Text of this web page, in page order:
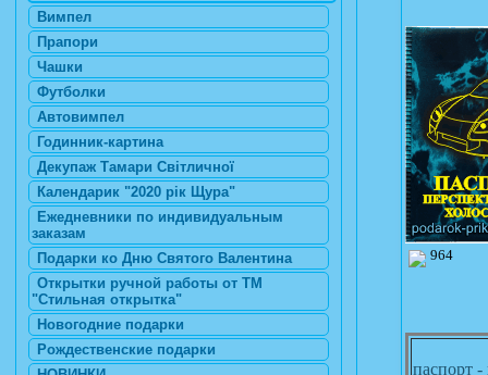
964
паспорт -
Вимпел
Прапори
Чашки
Футболки
Автовимпел
Годинник-картина
Декупаж Тамари Світличної
Календарик "2020 рік Щура"
Ежедневники по индивидуальным
заказам
Подарки ко Дню Святого Валентина
Открытки ручной работы от ТМ
"Стильная открытка"
Новогодние подарки
Рождественские подарки